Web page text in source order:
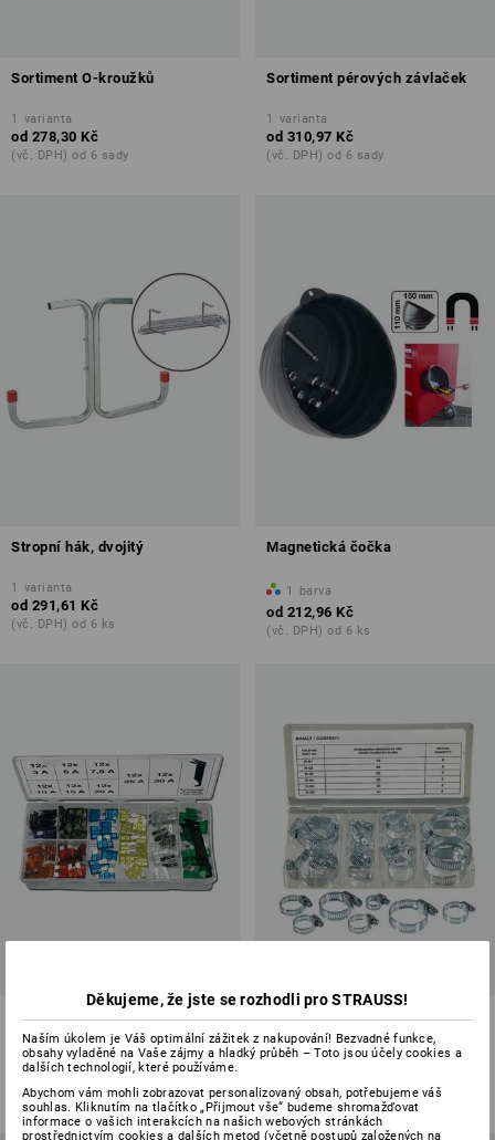
Sortiment O-kroužků
1 varianta
od 278,30 Kč
(vč. DPH) od 6 sady
Sortiment pérových závlaček
1 varianta
od 310,97 Kč
(vč. DPH) od 6 sady
Stropní hák, dvojitý
1 varianta
od 291,61 Kč
(vč. DPH) od 6 ks
Magnetická čočka
1 barva
od 212,96 Kč
(vč. DPH) od 6 ks
Sortiment pojistek do vozidel
varianta
od 193,60 Kč
(vč. DPH) od 6 sady
Sortiment hadicových spon
1 varianta
(vč. DPH) od 6 sady
Děkujeme, že jste se rozhodli pro STRAUSS!
Naším úkolem je Váš optimální zážitek z nakupování! Bezvadné funkce,
obsahy vyladěné na Vaše zájmy a hladký průběh – Toto jsou účely cookies a
dalších technologií, které používáme.
Abychom vám mohli zobrazovat personalizovaný obsah, potřebujeme váš
souhlas. Kliknutím na tlačítko „Přijmout vše“ budeme shromažďovat
informace o vašich interakcích na našich webových stránkách
prostřednictvím cookies a dalších metod (včetně postupů založených na